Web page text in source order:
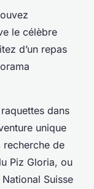
le célèbre
d’un repas
dans
unique
recherche de
Piz Gloria, ou
Suisse